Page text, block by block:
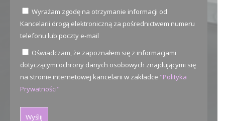
Wyrażam zgodę na otrzymanie informacji od
Kancelarii drogą elektroniczną za pośrednictwem numeru
telefonu lub poczty e-mail
Oświadczam, że zapoznałem się z informacjami
dotyczącymi ochrony danych osobowych znajdującymi się
na stronie internetowej kancelarii w zakładce "Polityka
Prywatności"